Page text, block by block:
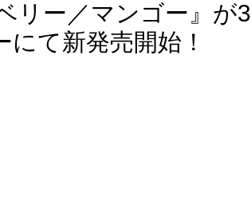
リー／マンゴー』が3
て新発売開始！